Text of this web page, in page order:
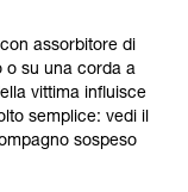
assorbitore di
o su una corda a
vittima influisce
semplice: vedi il
sospeso